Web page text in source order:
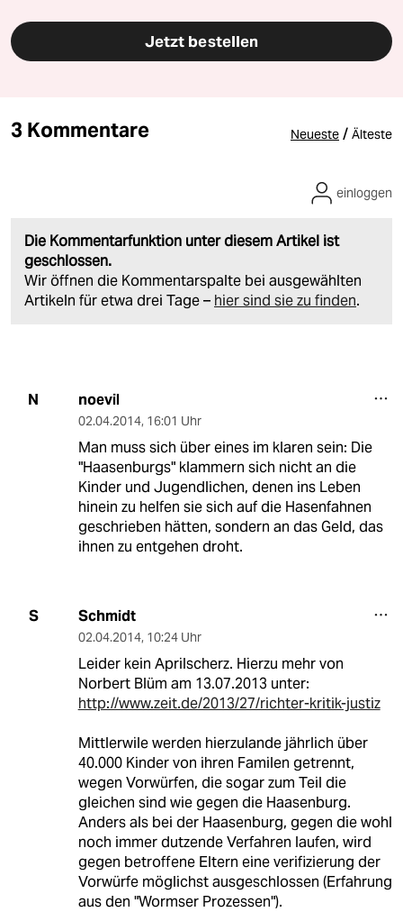
Jetzt bestellen
3 Kommentare Neueste / Älteste
Die Kommentarfunktion unter diesem Artikel ist
geschlossen.
Wir öffnen die Kommentarspalte bei ausgewählten
Artikeln für etwa drei Tage – hier sind sie zu finden.
einloggen
N noevil
02.04.2014, 16:01 Uhr
Man muss sich über eines im klaren sein: Die
"Haasenburgs" klammern sich nicht an die
Kinder und Jugendlichen, denen ins Leben
hinein zu helfen sie sich auf die Hasenfahnen
geschrieben hätten, sondern an das Geld, das
ihnen zu entgehen droht.
S Schmidt
02.04.2014, 10:24 Uhr
Leider kein Aprilscherz. Hierzu mehr von
Norbert Blüm am 13.07.2013 unter:
http://www.zeit.de/2013/27/richter-kritik-justiz
Mittlerwile werden hierzulande jährlich über
40.000 Kinder von ihren Familen getrennt,
wegen Vorwürfen, die sogar zum Teil die
gleichen sind wie gegen die Haasenburg.
Anders als bei der Haasenburg, gegen die wohl
noch immer dutzende Verfahren laufen, wird
gegen betroffene Eltern eine verifizierung der
Vorwürfe möglichst ausgeschlossen (Erfahrung
aus den "Wormser Prozessen").